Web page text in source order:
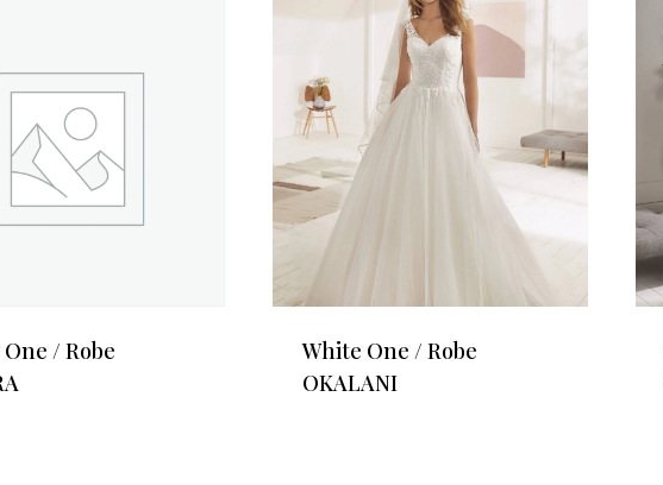
/ Robe
White One / Robe
OKALANI